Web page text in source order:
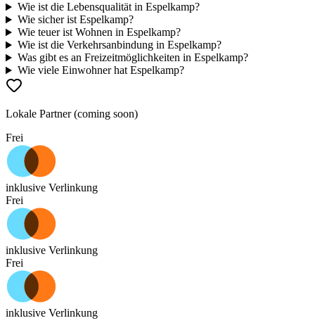
Wie ist die Lebensqualität in Espelkamp?
Wie sicher ist Espelkamp?
Wie teuer ist Wohnen in Espelkamp?
Wie ist die Verkehrsanbindung in Espelkamp?
Was gibt es an Freizeitmöglichkeiten in Espelkamp?
Wie viele Einwohner hat Espelkamp?
Lokale Partner (coming soon)
Frei
inklusive Verlinkung
Frei
inklusive Verlinkung
Frei
inklusive Verlinkung